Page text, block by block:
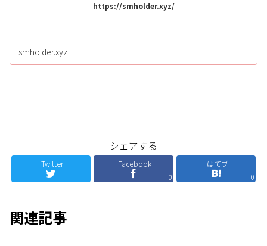
https://smholder.xyz/
smholder.xyz
シェアする
Twitter
Facebook
0
はてブ
0
関連記事